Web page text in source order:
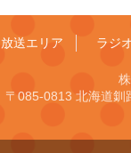
放送エリア ラジ
〒085-0813 北海道釧